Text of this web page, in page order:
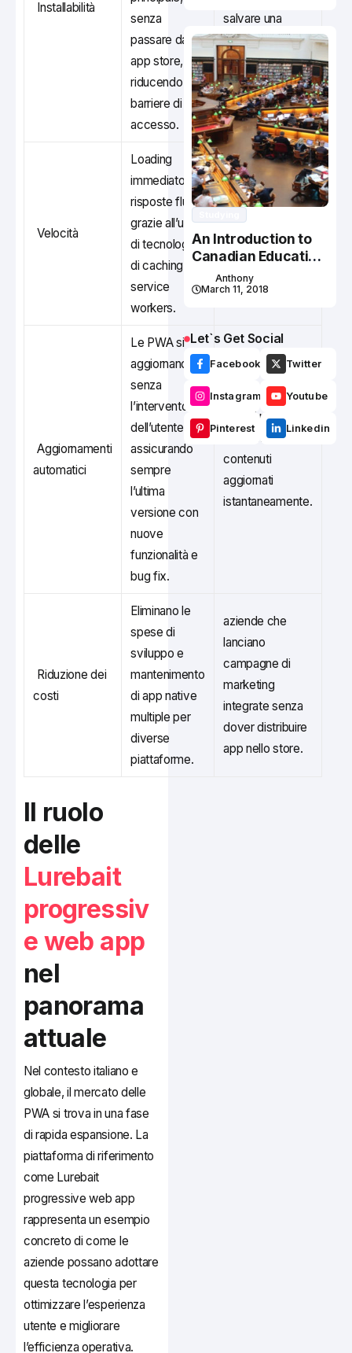
Installabilità
senza
passare dagli
app store,
riducendo le
barriere di
accesso.
salvare una
versione della
pagina come
fosse un’app.
Velocità
Loading
immediato e
risposte fluide
grazie all’uso
di tecnologie
di caching e
service
workers.
Retailers che
migliorano il
tasso di
conversione
riducendo i
tempi di
caricamento.
Aggiornamenti
automatici
Le PWA si
aggiornano
senza
l’intervento
dell’utente,
assicurando
sempre
l’ultima
versione con
nuove
funzionalità e
bug fix.
App di notizie
che forniscono
contenuti
aggiornati
istantaneamente.
Riduzione dei
costi
Eliminano le
spese di
sviluppo e
mantenimento
di app native
multiple per
diverse
piattaforme.
aziende che
lanciano
campagne di
marketing
integrate senza
dover distribuire
app nello store.
Il ruolo
delle
Lurebait
progressiv
e web app
nel
panorama
attuale
Nel contesto italiano e
globale, il mercato delle
PWA si trova in una fase
di rapida espansione. La
piattaforma di riferimento
come Lurebait
progressive web app
rappresenta un esempio
concreto di come le
aziende possano adottare
questa tecnologia per
ottimizzare l’esperienza
utente e migliorare
l’efficienza operativa.
An Introduction to
Canadian Education
System
Anthony
March 11, 2018
Let`s Get Social
Facebook Twitter
Instagram Youtube
Pinterest Linkedin